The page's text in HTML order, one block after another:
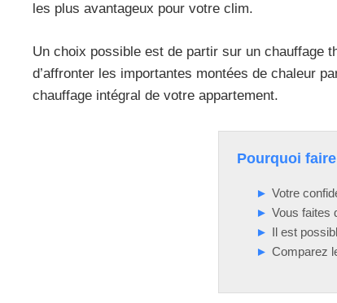
les plus avantageux pour votre clim.
Un choix possible est de partir sur un chauffage
d’affronter les importantes montées de chaleur
chauffage intégral de votre appartement.
Pourquoi
Votre
Vous faites
Il est
Comparez